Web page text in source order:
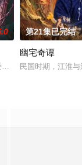
程桉、恩师林晚媚
第21集已完结
幽宅奇谭
民国时期，江淮